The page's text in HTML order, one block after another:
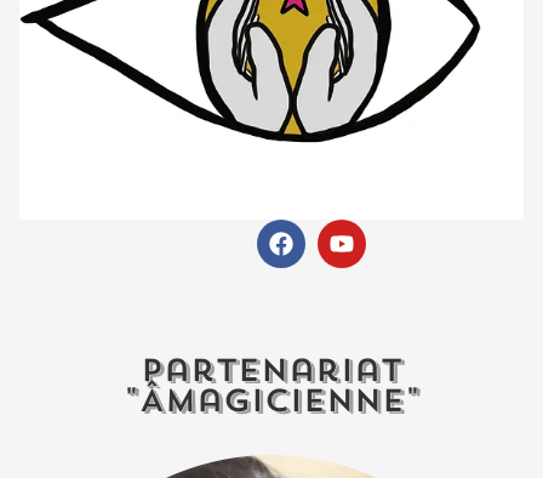
Partenariat
"Âmagicienne"